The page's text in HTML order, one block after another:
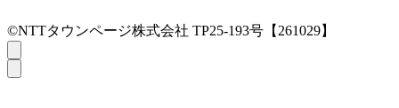
©NTTタウンページ株式会社 TP25-193号【261029】